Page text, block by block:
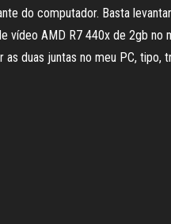
do computador. Basta
vídeo AMD R7 440x de 2gb no
duas juntas no meu PC, tipo,